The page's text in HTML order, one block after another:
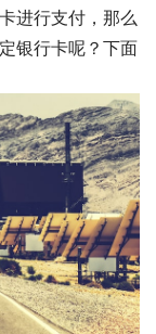
进行支付，那么
银行卡呢？下面